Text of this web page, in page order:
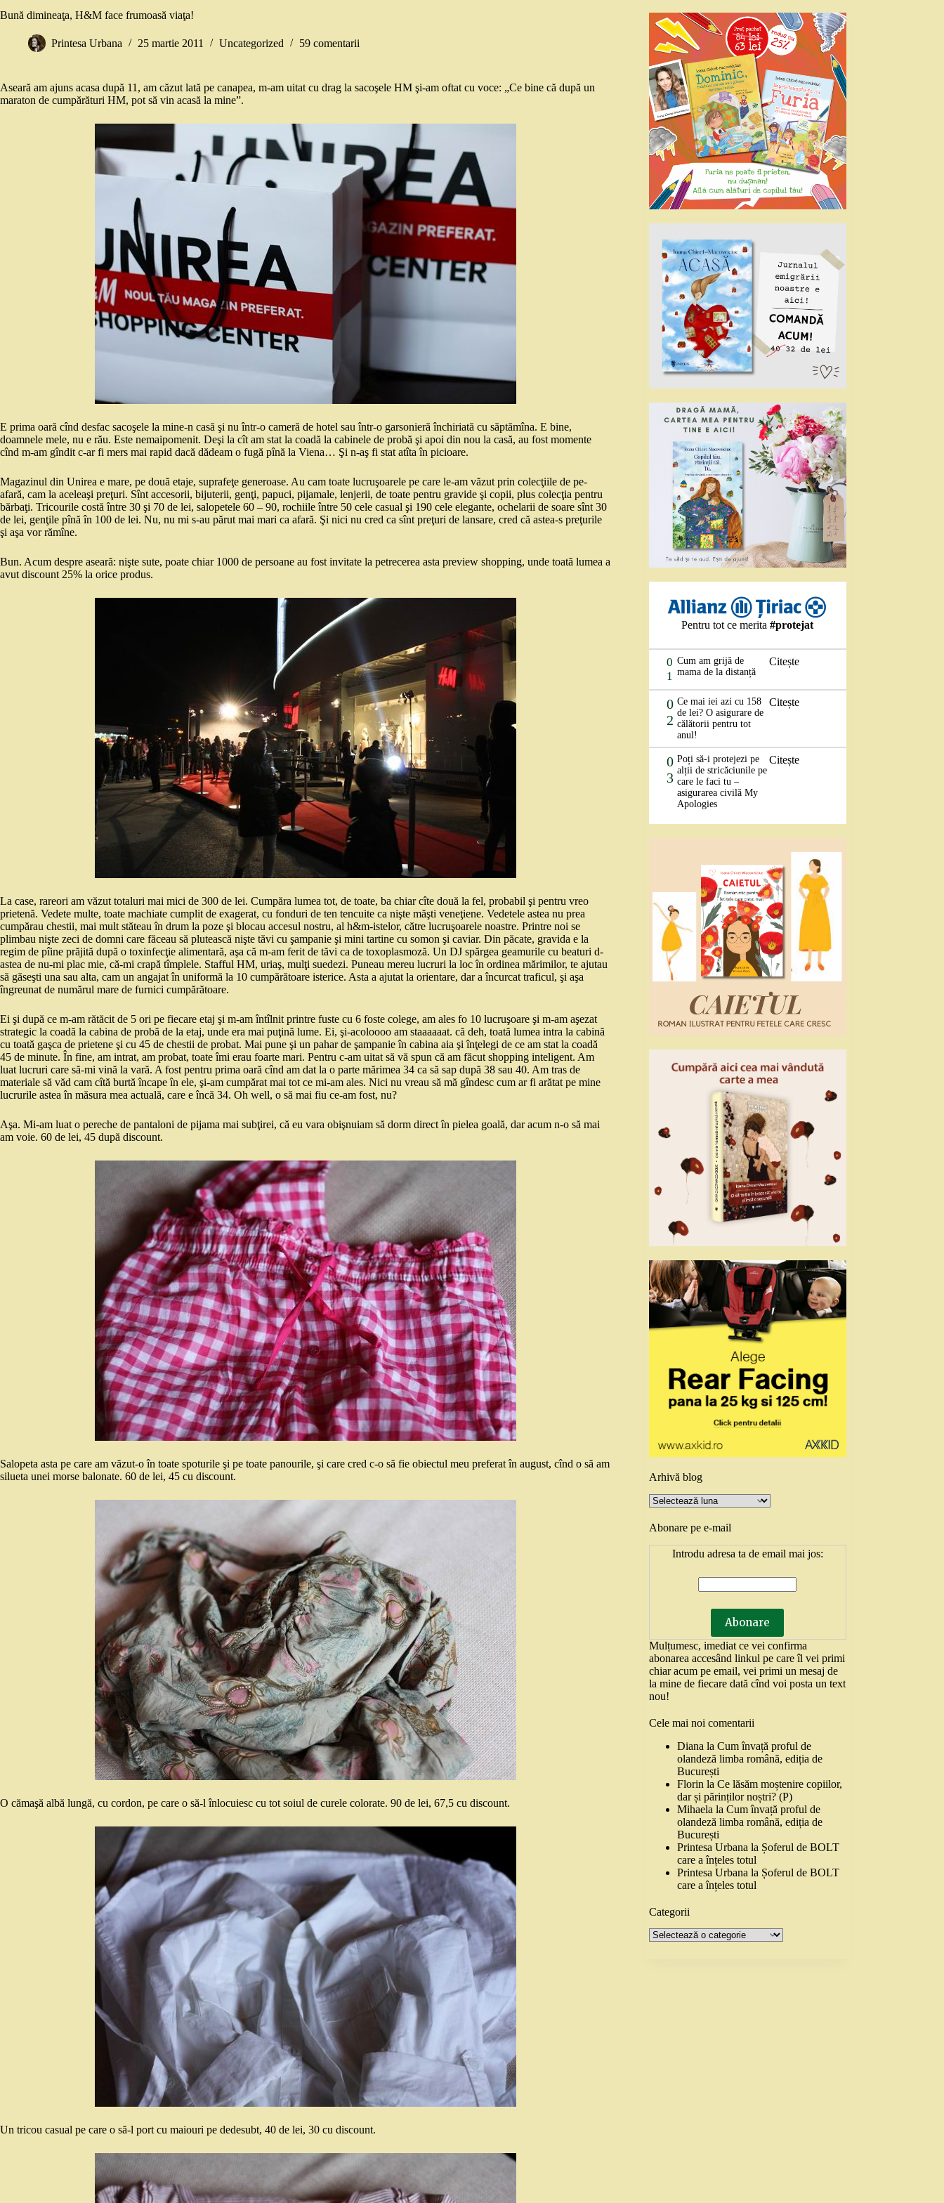
Bună dimineaţa, H&M face frumoasă viaţa!
Printesa Urbana 25 martie 2011 Uncategorized 59 comentarii
Aseară am ajuns acasa după 11, am căzut lată pe canapea, m-am uitat cu drag la sacoşele HM şi-am oftat cu voce: „Ce bine că după un
maraton de cumpărături HM, pot să vin acasă la mine”.
E prima oară cînd desfac sacoşele la mine-n casă şi nu într-o cameră de hotel sau într-o garsonieră închiriată cu săptămîna. E bine,
doamnele mele, nu e rău. Este nemaipomenit. Deşi la cît am stat la coadă la cabinele de probă şi apoi din nou la casă, au fost momente
cînd m-am gîndit c-ar fi mers mai rapid dacă dădeam o fugă pînă la Viena… Şi n-aş fi stat atîta în picioare.
Magazinul din Unirea e mare, pe două etaje, suprafeţe generoase. Au cam toate lucruşoarele pe care le-am văzut prin colecţiile de pe-
afară, cam la aceleaşi preţuri. Sînt accesorii, bijuterii, genţi, papuci, pijamale, lenjerii, de toate pentru gravide şi copii, plus colecţia pentru
bărbaţi. Tricourile costă între 30 şi 70 de lei, salopetele 60 – 90, rochiile între 50 cele casual şi 190 cele elegante, ochelarii de soare sînt 30
de lei, genţile pînă în 100 de lei. Nu, nu mi s-au părut mai mari ca afară. Şi nici nu cred ca sînt preţuri de lansare, cred că astea-s preţurile
şi aşa vor rămîne.
Bun. Acum despre aseară: nişte sute, poate chiar 1000 de persoane au fost invitate la petrecerea asta preview shopping, unde toată lumea a
avut discount 25% la orice produs.
La case, rareori am văzut totaluri mai mici de 300 de lei. Cumpăra lumea tot, de toate, ba chiar cîte două la fel, probabil şi pentru vreo
prietenă. Vedete multe, toate machiate cumplit de exagerat, cu fonduri de ten tencuite ca nişte măşti veneţiene. Vedetele astea nu prea
cumpărau chestii, mai mult stăteau în drum la poze şi blocau accesul nostru, al h&m-istelor, către lucruşoarele noastre. Printre noi se
plimbau nişte zeci de domni care făceau să plutească nişte tăvi cu şampanie şi mini tartine cu somon şi caviar. Din păcate, gravida e la
regim de pîine prăjită după o toxinfecţie alimentară, aşa că m-am ferit de tăvi ca de toxoplasmoză. Un DJ spărgea geamurile cu beaturi d-
astea de nu-mi plac mie, că-mi crapă tîmplele. Stafful HM, uriaş, mulţi suedezi. Puneau mereu lucruri la loc în ordinea mărimilor, te ajutau
să găseşti una sau alta, cam un angajat în uniformă la 10 cumpărătoare isterice. Asta a ajutat la orientare, dar a încurcat traficul, şi aşa
îngreunat de numărul mare de furnici cumpărătoare.
Ei şi după ce m-am rătăcit de 5 ori pe fiecare etaj şi m-am întîlnit printre fuste cu 6 foste colege, am ales fo 10 lucruşoare şi m-am aşezat
strategic la coadă la cabina de probă de la etaj, unde era mai puţină lume. Ei, şi-acoloooo am staaaaaat. că deh, toată lumea intra la cabină
cu toată gaşca de prietene şi cu 45 de chestii de probat. Mai pune şi un pahar de şampanie în cabina aia şi înţelegi de ce am stat la coadă
45 de minute. În fine, am intrat, am probat, toate îmi erau foarte mari. Pentru c-am uitat să vă spun că am făcut shopping inteligent. Am
luat lucruri care să-mi vină la vară. A fost pentru prima oară cînd am dat la o parte mărimea 34 ca să sap după 38 sau 40. Am tras de
materiale să văd cam cîtă burtă încape în ele, şi-am cumpărat mai tot ce mi-am ales. Nici nu vreau să mă gîndesc cum ar fi arătat pe mine
lucrurile astea în măsura mea actuală, care e încă 34. Oh well, o să mai fiu ce-am fost, nu?
Aşa. Mi-am luat o pereche de pantaloni de pijama mai subţirei, că eu vara obişnuiam să dorm direct în pielea goală, dar acum n-o să mai
am voie. 60 de lei, 45 după discount.
Salopeta asta pe care am văzut-o în toate spoturile şi pe toate panourile, şi care cred c-o să fie obiectul meu preferat în august, cînd o să am
silueta unei morse balonate. 60 de lei, 45 cu discount.
O cămaşă albă lungă, cu cordon, pe care o să-l înlocuiesc cu tot soiul de curele colorate. 90 de lei, 67,5 cu discount.
Un tricou casual pe care o să-l port cu maiouri pe dedesubt, 40 de lei, 30 cu discount.
Pentru tot ce merita#protejat
0
1
Cum am grijă de
mama de la distanță
Citește
0
2
Ce mai iei azi cu 158
de lei? O asigurare de
călătorii pentru tot
anul!
Citește
0
3
Poți să-i protejezi pe
alții de stricăciunile pe
care le faci tu –
asigurarea civilă My
Apologies
Citește
Arhivă blog
Arhivă
blog
Abonare pe e-mail
Introdu adresa ta de email mai jos:
Mulțumesc, imediat ce vei confirma
abonarea accesând linkul pe care îl vei primi
chiar acum pe email, vei primi un mesaj de
la mine de fiecare dată cînd voi posta un text
nou!
Cele mai noi comentarii
Diana laCum învață proful de
olandeză limba română, ediția de
București
Florin laCe lăsăm moștenire copiilor,
dar și părinților noștri? (P)
Mihaela laCum învață proful de
olandeză limba română, ediția de
București
Printesa Urbana la Șoferul de BOLT
care a înțeles totul
Printesa Urbana la Șoferul de BOLT
care a înțeles totul
Categorii
Categorii